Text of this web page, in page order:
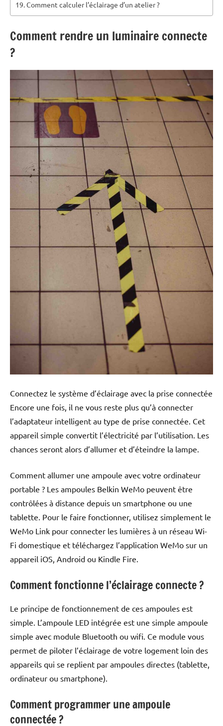
Comment calculer l’éclairage d’un atelier ?
Comment rendre un luminaire connecte
?
Connectez le système d’éclairage avec la prise connectée
Encore une fois, il ne vous reste plus qu’à connecter
l’adaptateur intelligent au type de prise connectée. Cet
appareil simple convertit l’électricité par l’utilisation. Les
chances seront alors d’allumer et d’éteindre la lampe.
Comment allumer une ampoule avec votre ordinateur
portable ? Les ampoules Belkin WeMo peuvent être
contrôlées à distance depuis un smartphone ou une
tablette. Pour le faire fonctionner, utilisez simplement le
WeMo Link pour connecter les lumières à un réseau Wi-
Fi domestique et téléchargez l’application WeMo sur un
appareil iOS, Android ou Kindle Fire.
Comment fonctionne l’éclairage connecte ?
Le principe de fonctionnement de ces ampoules est
simple. L’ampoule LED intégrée est une simple ampoule
simple avec module Bluetooth ou wifi. Ce module vous
permet de piloter l’éclairage de votre logement loin des
appareils qui se replient par ampoules directes (tablette,
ordinateur ou smartphone).
Comment programmer une ampoule
connectée ?